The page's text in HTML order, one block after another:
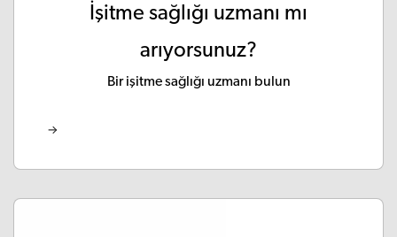
İşitme sağlığı uzmanı mı
arıyorsunuz?
Bir işitme sağlığı uzmanı bulun